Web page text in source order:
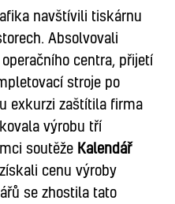
navštívili tiskárnu
Absolvovali
centra, přijetí
stroje po
exkurzi zaštítila firma
výrobu tří
soutěže Kalendář
cenu výroby
se zhostila tato